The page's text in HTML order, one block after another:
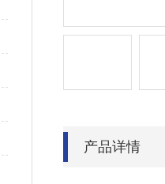
产品详情